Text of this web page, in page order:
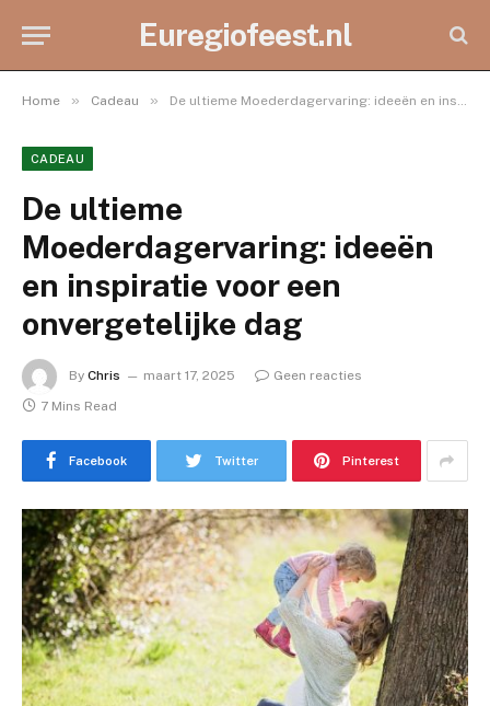
Euregiofeest.nl
Home » Cadeau » De ultieme Moederdagervaring: ideeën en inspiratie voor een onvergetelijke dag
CADEAU
De ultieme
Moederdagervaring: ideeën
en inspiratie voor een
onvergetelijke dag
By Chris maart 17, 2025
Geen reacties
7 Mins Read
Facebook Twitter Pinterest